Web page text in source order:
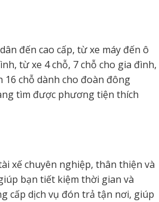
đến cao cấp, từ xe máy đến ô
từ xe 4 chỗ, 7 chỗ cho gia đình,
16 chỗ dành cho đoàn đông
tìm được phương tiện thích
xế chuyên nghiệp, thân thiện và
bạn tiết kiệm thời gian và
cấp dịch vụ đón trả tận nơi, giúp